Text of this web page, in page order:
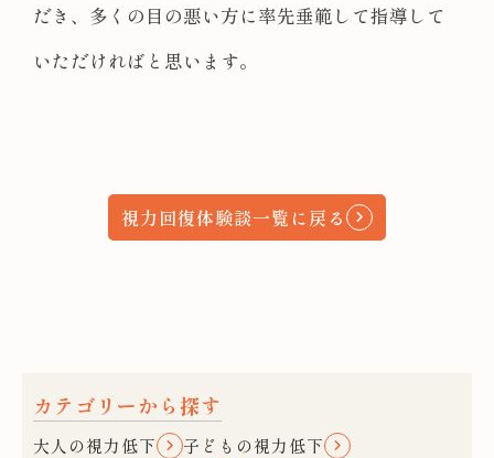
だき、多くの目の悪い方に率先垂範して指導して
いただければと思います。
視力回復体験談一覧に戻る
カテゴリーから探す
大人の視力低下
子どもの視力低下